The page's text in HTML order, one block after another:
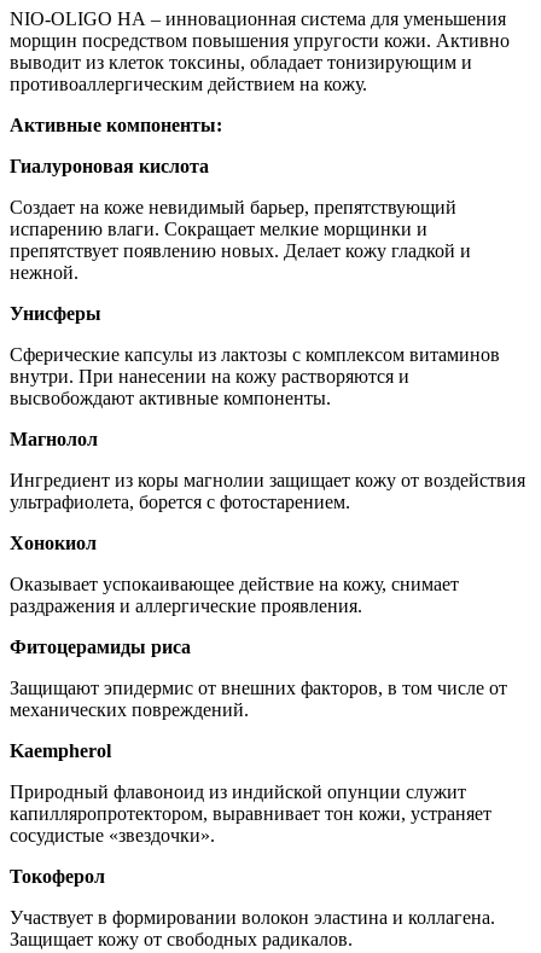
NIO-OLIGO HA – инновационная система для уменьшения
морщин посредством повышения упругости кожи. Активно
выводит из клеток токсины, обладает тонизирующим и
противоаллергическим действием на кожу.
Активные компоненты:
Гиалуроновая кислота
Создает на коже невидимый барьер, препятствующий
испарению влаги. Сокращает мелкие морщинки и
препятствует появлению новых. Делает кожу гладкой и
нежной.
Унисферы
Сферические капсулы из лактозы с комплексом витаминов
внутри. При нанесении на кожу растворяются и
высвобождают активные компоненты.
Магнолол
Ингредиент из коры магнолии защищает кожу от воздействия
ультрафиолета, борется с фотостарением.
Хонокиол
Оказывает успокаивающее действие на кожу, снимает
раздражения и аллергические проявления.
Фитоцерамиды риса
Защищают эпидермис от внешних факторов, в том числе от
механических повреждений.
Kaempherol
Природный флавоноид из индийской опунции служит
капилляропротектором, выравнивает тон кожи, устраняет
сосудистые «звездочки».
Токоферол
Участвует в формировании волокон эластина и коллагена.
Защищает кожу от свободных радикалов.